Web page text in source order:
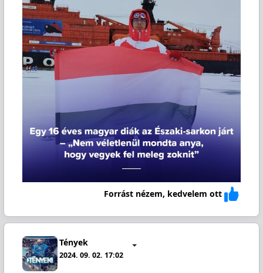
Forrást nézem, kedvelem ott
Tények
2024. 09. 02. 17:02